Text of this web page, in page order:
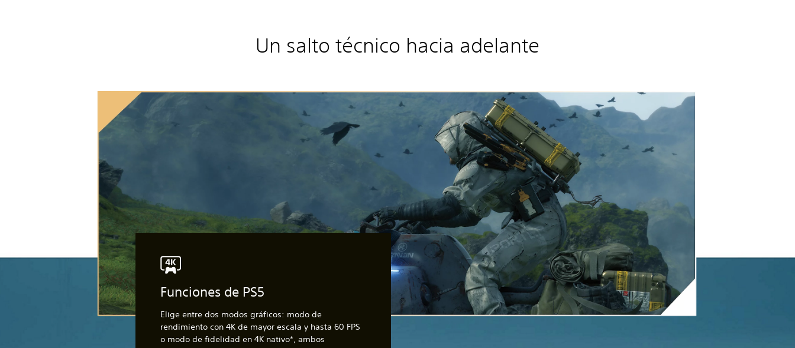
Un salto técnico hacia adelante
Funciones de PS5
Elige entre dos modos gráficos: modo de
rendimiento con 4K de mayor escala y hasta 60 FPS
o modo de fidelidad en 4K nativo*, ambos